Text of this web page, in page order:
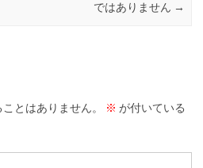
ではありません →
とはありません。 ※ が付いている